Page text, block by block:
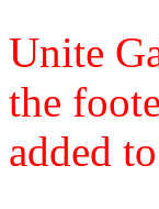
Unite
the
added